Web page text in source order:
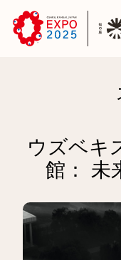
ウズベキ
館： 未